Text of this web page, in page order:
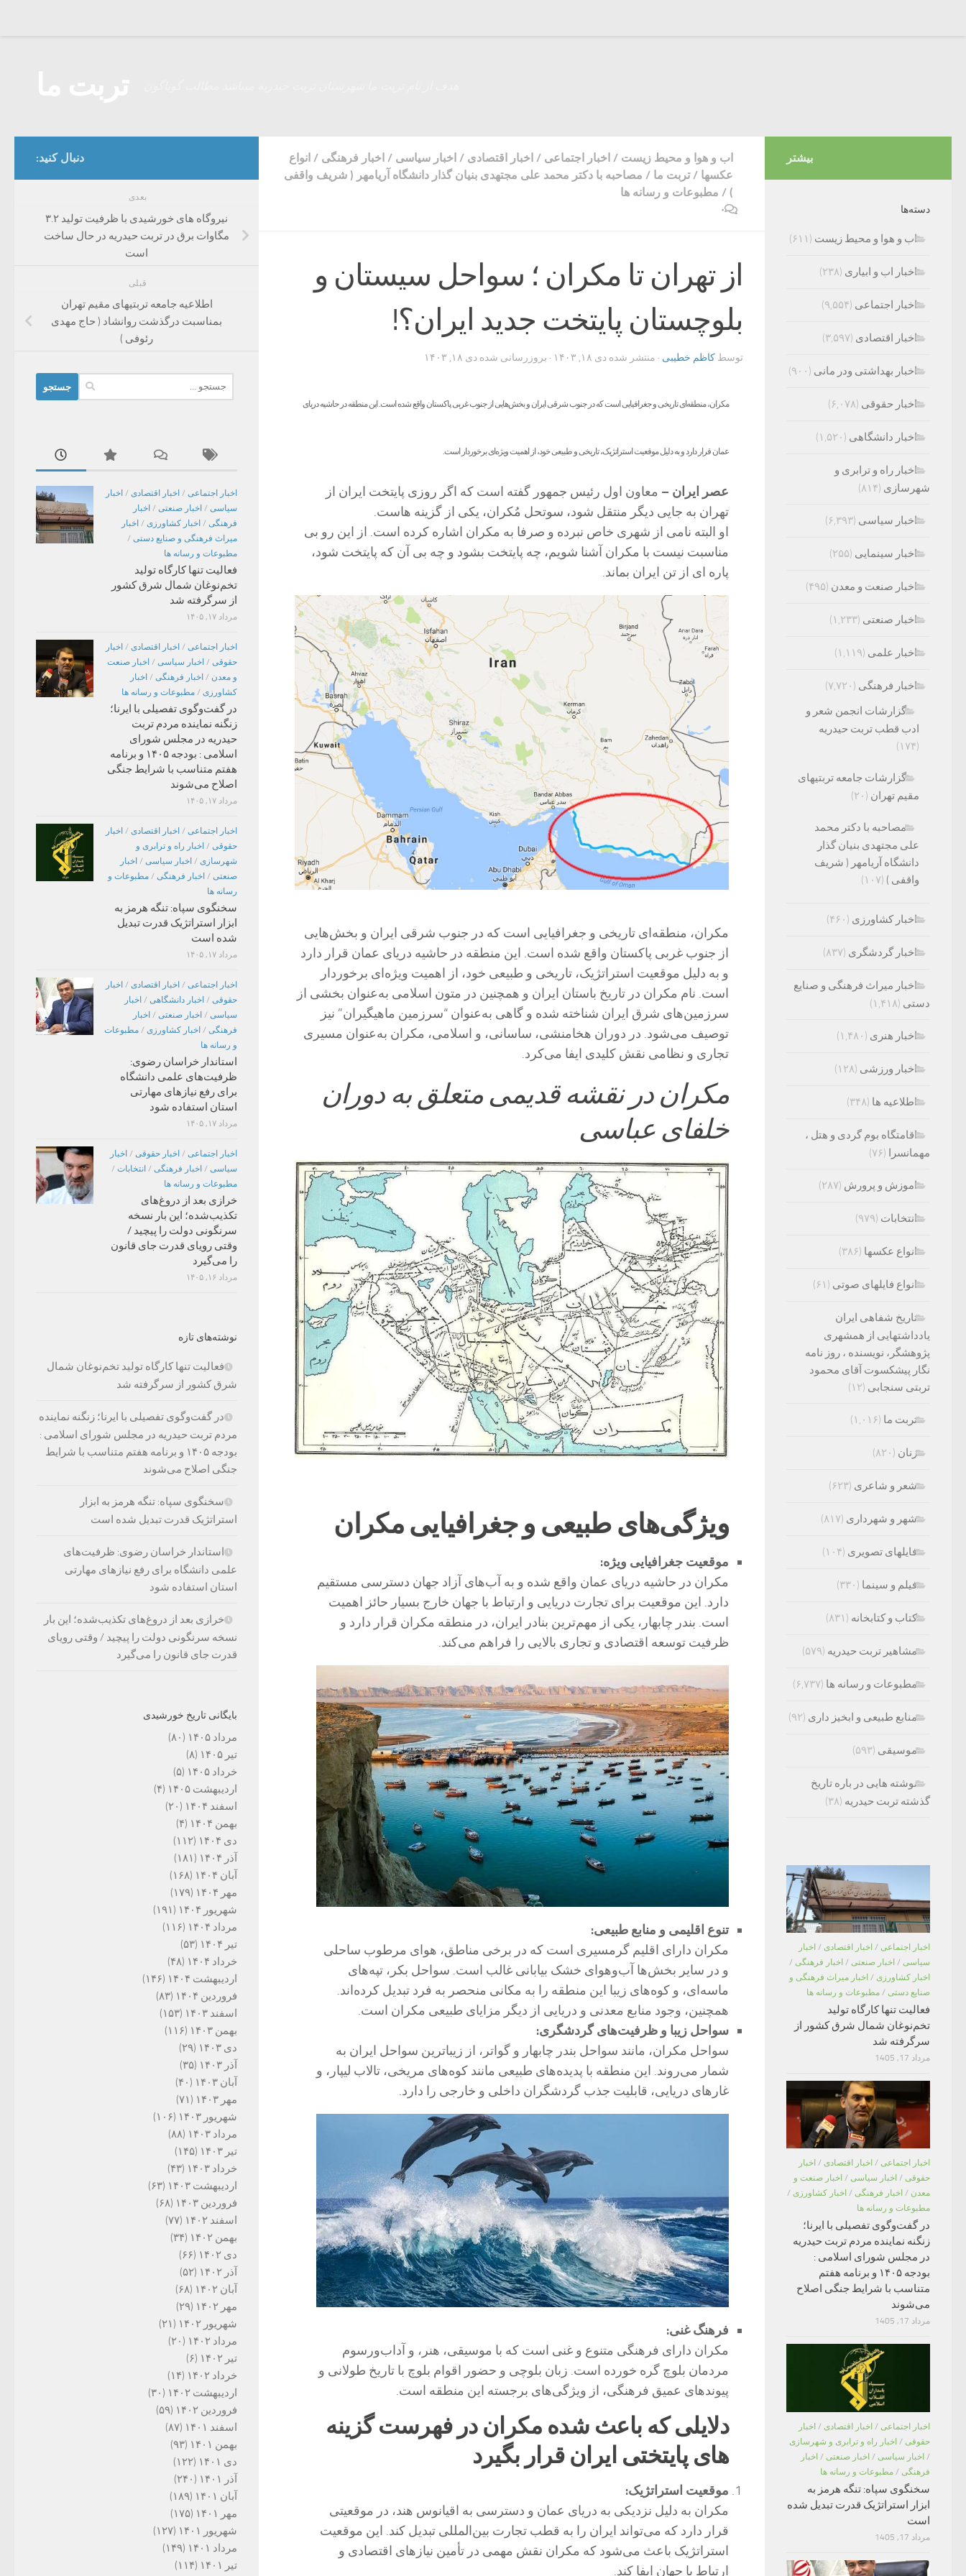
اب و هوا و محیط زیست / اخبار اجتماعی / اخبار اقتصادی / اخبار سیاسی / اخبار فرهنگی / انواع
عکسها / تربت ما / مصاحبه با دکتر محمد علی مجتهدی بنیان گذار دانشگاه آریامهر ( شریف واقفی
)
/ مطبوعات و رسانه ها
۰
از تهران تا مکران ؛ سواحل سیستان و
بلوچستان پایتخت جدید ایران؟!
توسط کاظم خطیبی · منتشر شده دی ۱۸, ۱۴۰۳ · بروزرسانی شده دی ۱۸, ۱۴۰۳
مکران، منطقه‌ای تاریخی و جغرافیایی است که در جنوب شرقی ایران و بخش‌هایی از جنوب غربی پاکستان واقع شده است. این منطقه در حاشیه دریای
عمان قرار دارد و به دلیل موقعیت استراتژیک، تاریخی و طبیعی خود، از اهمیت ویژه‌ای برخوردار است.
عصر ایران – معاون اول رئیس جمهور گفته است که اگر روزی پایتخت ایران از
تهران به جایی دیگر منتقل شود، سوتحل مُکران، یکی از گزینه هاست.
او البته نامی از شهری خاص نبرده و صرفا به مکران اشاره کرده است. از این رو بی
مناسبت نیست با مکران آشنا شویم، چه پایتخت بشود و چه بی آن که پایتخت شود،
پاره ای از تن ایران بماند.
مکران، منطقه‌ای تاریخی و جغرافیایی است که در جنوب شرقی ایران و بخش‌هایی
از جنوب غربی پاکستان واقع شده است. این منطقه در حاشیه دریای عمان قرار دارد
و به دلیل موقعیت استراتژیک، تاریخی و طبیعی خود، از اهمیت ویژه‌ای برخوردار
است. نام مکران در تاریخ باستان ایران و همچنین در متون اسلامی به‌عنوان بخشی از
سرزمین‌های شرق ایران شناخته شده و گاهی به‌عنوان “سرزمین ماهیگیران” نیز
توصیف می‌شود. در دوران هخامنشی، ساسانی، و اسلامی، مکران به‌عنوان مسیری
تجاری و نظامی نقش کلیدی ایفا می‌کرد.
مکران در نقشه قدیمی متعلق به دوران
خلفای عباسی
ویژگی‌های طبیعی و جغرافیایی مکران
موقعیت جغرافیایی ویژه:
مکران در حاشیه دریای عمان واقع شده و به آب‌های آزاد جهان دسترسی مستقیم
دارد. این موقعیت برای تجارت دریایی و ارتباط با جهان خارج بسیار حائز اهمیت
است. بندر چابهار، یکی از مهم‌ترین بنادر ایران، در منطقه مکران قرار دارد و
ظرفیت توسعه اقتصادی و تجاری بالایی را فراهم می‌کند.
تنوع اقلیمی و منابع طبیعی:
مکران دارای اقلیم گرمسیری است که در برخی مناطق، هوای مرطوب ساحلی
و در سایر بخش‌ها آب‌وهوای خشک بیابانی غالب است. سواحل بکر، تپه‌های
ماسه‌ای، و کوه‌های زیبا این منطقه را به مکانی منحصر به فرد تبدیل کرده‌اند.
همچنین، وجود منابع معدنی و دریایی از دیگر مزایای طبیعی مکران است.
سواحل زیبا و ظرفیت‌های گردشگری:
سواحل مکران، مانند سواحل بندر چابهار و گواتر، از زیباترین سواحل ایران به
شمار می‌روند. این منطقه با پدیده‌های طبیعی مانند کوه‌های مریخی، تالاب لیپار، و
غارهای دریایی، قابلیت جذب گردشگران داخلی و خارجی را دارد.
فرهنگ غنی:
مکران دارای فرهنگی متنوع و غنی است که با موسیقی، هنر، و آداب‌ورسوم
مردمان بلوچ گره خورده است. زبان بلوچی و حضور اقوام بلوچ با تاریخ طولانی و
پیوندهای عمیق فرهنگی، از ویژگی‌های برجسته این منطقه است.
دلایلی که باعث شده مکران در فهرست گزینه
های پایتختی ایران قرار بگیرد
موقعیت استراتژیک:
مکران به دلیل نزدیکی به دریای عمان و دسترسی به اقیانوس هند، در موقعیتی
قرار دارد که می‌تواند ایران را به قطب تجارت بین‌المللی تبدیل کند. این موقعیت
استراتژیک باعث می‌شود که مکران نقش مهمی در تأمین نیازهای اقتصادی و
ارتباط با جهان ایفا کند.
دنبال کنید:
بعدی
نیروگاه های خورشیدی با ظرفیت تولید ۳.۲
مگاوات برق در تربت حیدریه در حال ساخت
است
قبلی
اطلاعیه جامعه تربتیهای مقیم تهران
بمناسبت درگذشت روانشاد ( حاج مهدی
رئوفی )
برای:
اخبار اجتماعی / اخبار اقتصادی / اخبار
سیاسی / اخبار صنعتی / اخبار
فرهنگی / اخبار کشاورزی / اخبار
میراث فرهنگی و صنایع دستی /
مطبوعات و رسانه ها
فعالیت تنها کارگاه تولید
تخم‌نوغان شمال شرق کشور
از سرگرفته شد
مرداد ۱۷, ۱۴۰۵
اخبار اجتماعی / اخبار اقتصادی / اخبار
حقوقی / اخبار سیاسی / اخبار صنعت
و معدن / اخبار فرهنگی / اخبار
کشاورزی / مطبوعات و رسانه ها
در گفت‌وگوی تفصیلی با ایرنا؛
زنگنه نماینده مردم تربت
حیدریه در مجلس شورای
اسلامی : بودجه ۱۴۰۵ و برنامه
هفتم متناسب با شرایط جنگی
اصلاح می‌شوند
مرداد ۱۷, ۱۴۰۵
اخبار اجتماعی / اخبار اقتصادی / اخبار
حقوقی / اخبار راه و ترابری و
شهرسازی / اخبار سیاسی / اخبار
صنعتی / اخبار فرهنگی / مطبوعات و
رسانه ها
سخنگوی سپاه: تنگه هرمز به
ابزار استراتژیک قدرت تبدیل
شده است
مرداد ۱۷, ۱۴۰۵
اخبار اجتماعی / اخبار اقتصادی / اخبار
حقوقی / اخبار دانشگاهی / اخبار
سیاسی / اخبار صنعتی / اخبار
فرهنگی / اخبار کشاورزی / مطبوعات
و رسانه ها
استاندار خراسان رضوی:
ظرفیت‌های علمی دانشگاه
برای رفع نیازهای مهارتی
استان استفاده شود
مرداد ۱۷, ۱۴۰۵
اخبار اجتماعی / اخبار حقوقی / اخبار
سیاسی / اخبار فرهنگی / انتخابات /
مطبوعات و رسانه ها
خرازی بعد از دروغ‌های
تکذیب‌شده؛ این بار نسخه
سرنگونی دولت را پیچید /
وقتی رویای قدرت جای قانون
را می‌گیرد
مرداد ۱۶, ۱۴۰۵
نوشته‌های تازه
فعالیت تنها کارگاه تولید تخم‌نوغان شمال
شرق کشور از سرگرفته شد
در گفت‌وگوی تفصیلی با ایرنا؛ زنگنه نماینده
مردم تربت حیدریه در مجلس شورای اسلامی :
بودجه ۱۴۰۵ و برنامه هفتم متناسب با شرایط
جنگی اصلاح می‌شوند
سخنگوی سپاه: تنگه هرمز به ابزار
استراتژیک قدرت تبدیل شده است
استاندار خراسان رضوی: ظرفیت‌های
علمی دانشگاه برای رفع نیازهای مهارتی
استان استفاده شود
خرازی بعد از دروغ‌های تکذیب‌شده؛ این بار
نسخه سرنگونی دولت را پیچید / وقتی رویای
قدرت جای قانون را می‌گیرد
بایگانی تاریخ خورشیدی
مرداد ۱۴۰۵
(۸۰)
تیر ۱۴۰۵
(۸)
خرداد ۱۴۰۵
(۵)
اردیبهشت ۱۴۰۵
(۴)
اسفند ۱۴۰۴
(۲۰)
بهمن ۱۴۰۴
(۴)
دی ۱۴۰۴
(۱۱۲)
آذر ۱۴۰۴
(۱۸۱)
آبان ۱۴۰۴
(۱۶۸)
مهر ۱۴۰۴
(۱۷۹)
شهریور ۱۴۰۴
(۱۹۱)
مرداد ۱۴۰۴
(۱۱۶)
تیر ۱۴۰۴
(۵۳)
خرداد ۱۴۰۴
(۴۸)
اردیبهشت ۱۴۰۴
(۱۴۶)
فروردین ۱۴۰۴
(۸۳)
اسفند ۱۴۰۳
(۱۵۳)
بهمن ۱۴۰۳
(۱۱۶)
دی ۱۴۰۳
(۲۹)
آذر ۱۴۰۳
(۳۵)
آبان ۱۴۰۳
(۴۰)
مهر ۱۴۰۳
(۷۱)
شهریور ۱۴۰۳
(۱۰۶)
مرداد ۱۴۰۳
(۸۸)
تیر ۱۴۰۳
(۱۴۵)
خرداد ۱۴۰۳
(۴۳)
اردیبهشت ۱۴۰۳
(۶۳)
فروردین ۱۴۰۳
(۶۸)
اسفند ۱۴۰۲
(۷۷)
بهمن ۱۴۰۲
(۳۴)
دی ۱۴۰۲
(۶۶)
آذر ۱۴۰۲
(۵۲)
آبان ۱۴۰۲
(۶۸)
مهر ۱۴۰۲
(۲۹)
شهریور ۱۴۰۲
(۲۱)
مرداد ۱۴۰۲
(۲۰)
تیر ۱۴۰۲
(۶)
خرداد ۱۴۰۲
(۱۴)
اردیبهشت ۱۴۰۲
(۳۰)
فروردین ۱۴۰۲
(۵۹)
اسفند ۱۴۰۱
(۸۷)
بهمن ۱۴۰۱
(۹۳)
دی ۱۴۰۱
(۱۲۲)
آذر ۱۴۰۱
(۲۴۰)
آبان ۱۴۰۱
(۱۸۹)
مهر ۱۴۰۱
(۱۷۵)
شهریور ۱۴۰۱
(۱۲۷)
مرداد ۱۴۰۱
(۱۴۹)
تیر ۱۴۰۱
(۱۱۴)
بیشتر
دسته‌ها
اب و هوا و محیط زیست (۶۱۱)
اخبار اب و ابیاری (۲۳۸)
اخبار اجتماعی (۹,۵۵۴)
اخبار اقتصادی (۳,۵۹۷)
اخبار بهداشتی ودر مانی (۹۰۰)
اخبار حقوقی (۶,۰۷۸)
اخبار دانشگاهی (۱,۵۲۰)
اخبار راه و ترابری و
شهرسازی (۸۱۴)
اخبار سیاسی (۶,۳۹۳)
اخبار سینمایی (۲۵۵)
اخبار صنعت و معدن (۴۹۵)
اخبار صنعتی (۱,۲۳۳)
اخبار علمی (۱,۱۱۹)
اخبار فرهنگی (۷,۷۲۰)
گزارشات انجمن شعر و
ادب قطب تربت حیدریه
(۱۷۴)
گزارشات جامعه تربتیهای
مقیم تهران (۲۰)
مصاحبه با دکتر محمد
علی مجتهدی بنیان گذار
دانشگاه آریامهر ( شریف
واقفی ) (۱۰۷)
اخبار کشاورزی (۴۶۰)
اخبار گردشگری (۸۳۷)
اخبار میراث فرهنگی و صنایع
دستی (۱,۴۱۸)
اخبار هنری (۱,۴۸۰)
اخبار ورزشی (۱۲۸)
اطلاعیه ها (۳۴۸)
اقامتگاه بوم گردی و هتل ،
مهمانسرا (۷۶)
اموزش و پرورش (۲۸۷)
انتخابات (۹۷۹)
انواع عکسها (۳۸۶)
انواع فایلهای صوتی (۶۱)
تاریخ شفاهی ایران
یادداشتهایی از همشهری
پژوهشگر، نویسنده ، روز نامه
نگار پیشکسوت آقای محمود
تربتی سنجابی (۱۲)
تربت ما (۱,۰۱۶)
زنان (۸۲۰)
شعر و شاعری (۶۲۳)
شهر و شهرداری (۸۱۷)
فایلهای تصویری (۱۰۴)
فیلم و سینما (۳۳۰)
کتاب و کتابخانه (۸۳۱)
مشاهیر تربت حیدریه (۵۷۹)
مطبوعات و رسانه ها (۶,۷۳۷)
منابع طبیعی و ابخیز داری (۹۲)
موسیقی (۵۹۳)
نوشته هایی در باره تاریخ
گذشته تربت حیدریه (۳۸)
اخبار اجتماعی / اخبار اقتصادی / اخبار
سیاسی / اخبار صنعتی / اخبار فرهنگی /
اخبار کشاورزی / اخبار میراث فرهنگی و
صنایع دستی / مطبوعات و رسانه ها
فعالیت تنها کارگاه تولید
تخم‌نوغان شمال شرق کشور از
سرگرفته شد
مرداد 17, 1405
اخبار اجتماعی / اخبار اقتصادی / اخبار
حقوقی / اخبار سیاسی / اخبار صنعت و
معدن / اخبار فرهنگی / اخبار کشاورزی /
مطبوعات و رسانه ها
در گفت‌وگوی تفصیلی با ایرنا؛
زنگنه نماینده مردم تربت حیدریه
در مجلس شورای اسلامی :
بودجه ۱۴۰۵ و برنامه هفتم
متناسب با شرایط جنگی اصلاح
می‌شوند
مرداد 17, 1405
اخبار اجتماعی / اخبار اقتصادی / اخبار
حقوقی / اخبار راه و ترابری و شهرسازی
/ اخبار سیاسی / اخبار صنعتی / اخبار
فرهنگی / مطبوعات و رسانه ها
سخنگوی سپاه: تنگه هرمز به
ابزار استراتژیک قدرت تبدیل شده
است
مرداد 17, 1405